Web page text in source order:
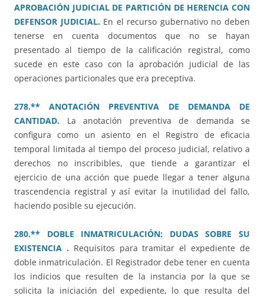
APROBACIÓN JUDICIAL DE PARTICIÓN DE HERENCIA CON
DEFENSOR JUDICIAL.En el recurso gubernativo no deben
tenerse en cuenta documentos que no se hayan
presentado al tiempo de la calificación registral, como
sucede en este caso con la aprobación judicial de las
operaciones particionales que era preceptiva.
278.** ANOTACIÓN PREVENTIVA DE DEMANDA DE
CANTIDAD. La anotación preventiva de demanda se
configura como un asiento en el Registro de eficacia
temporal limitada al tiempo del proceso judicial, relativo a
derechos no inscribibles, que tiende a garantizar el
ejercicio de una acción que puede llegar a tener alguna
trascendencia registral y así evitar la inutilidad del fallo,
haciendo posible su ejecución.
280.** DOBLE INMATRICULACIÓN: DUDAS SOBRE SU
EXISTENCIA .Requisitos para tramitar el expediente de
doble inmatriculación. El Registrador debe tener en cuenta
los indicios que resulten de la instancia por la que se
solicita la iniciación del expediente, lo que resulta del